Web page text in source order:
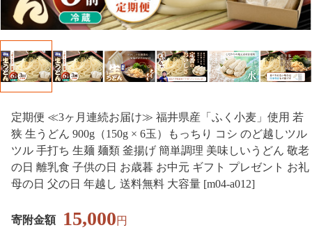
定期便 ≪3ヶ月連続お届け≫ 福井県産「ふく小麦」使用 若
狭 生うどん 900g（150g × 6玉）もっちり コシ のど越しツル
ツル 手打ち 生麺 麺類 釜揚げ 簡単調理 美味しいうどん 敬老
の日 離乳食 子供の日 お歳暮 お中元 ギフト プレゼント お礼
母の日 父の日 年越し 送料無料 大容量 [m04-a012]
寄附金額 15,000円